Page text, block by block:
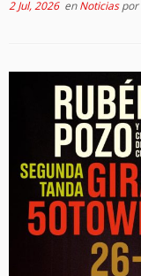
2 Jul, 2026enNoticiaspor